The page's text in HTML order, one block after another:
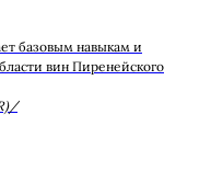
базовым навыкам и
вин Пиренейского